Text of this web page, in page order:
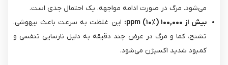
می‌شود. مرگ در صورت ادامه مواجهه، یک احتمال جدی است.
بیش از ۱۰۰,۰۰۰ ppm(۱۰٪):
این غلظت به سرعت باعث بیهوشی،
تشنج، کما و مرگ در عرض چند دقیقه به دلیل نارسایی تنفسی و
کمبود شدید اکسیژن می‌شود.